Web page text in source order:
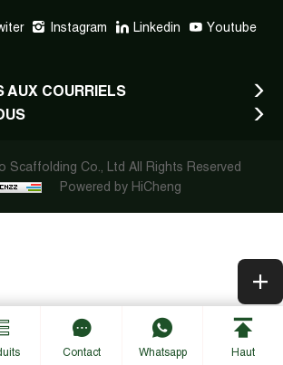
Instagram Linkedin Youtube
AUX COURRIELS
Scaffolding Co., Ltd All Rights Reserved
Powered by HiCheng
Contact Whatsapp Haut